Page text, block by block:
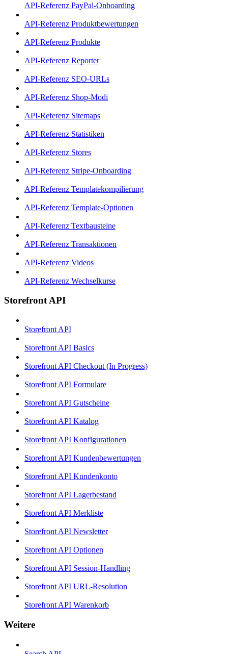
API-Referenz PayPal-Onboarding
API-Referenz Produktbewertungen
API-Referenz Produkte
API-Referenz Reporter
API-Referenz SEO-URLs
API-Referenz Shop-Modi
API-Referenz Sitemaps
API-Referenz Statistiken
API-Referenz Stores
API-Referenz Stripe-Onboarding
API-Referenz Templatekompilierung
API-Referenz Template-Optionen
API-Referenz Textbausteine
API-Referenz Transaktionen
API-Referenz Videos
API-Referenz Wechselkurse
Storefront API
Storefront API
Storefront API Basics
Storefront API Checkout (In Progress)
Storefront API Formulare
Storefront API Gutscheine
Storefront API Katalog
Storefront API Konfigurationen
Storefront API Kundenbewertungen
Storefront API Kundenkonto
Storefront API Lagerbestand
Storefront API Merkliste
Storefront API Newsletter
Storefront API Optionen
Storefront API Session-Handling
Storefront API URL-Resolution
Storefront API Warenkorb
Weitere